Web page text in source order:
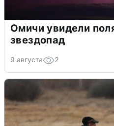
Омичи увидели
звездопад
9 августа 2